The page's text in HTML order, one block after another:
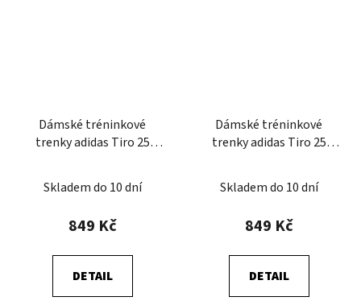
Dámské tréninkové
trenky adidas Tiro 25
Skladem do 10 dní
849 Kč
DETAIL
Dámské tréninkové
trenky adidas Tiro 25
Skladem do 10 dní
849 Kč
DETAIL